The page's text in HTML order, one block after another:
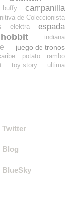
buffy campanilla
de Coleccionista
elektra espada
hobbit
indiana
juego de tronos
potato
rambo
toy story ultima
Twitter
Blog
BlueSky